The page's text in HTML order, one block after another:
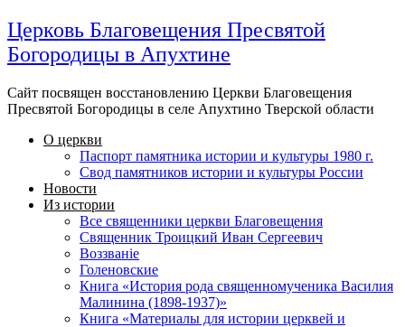
Церковь Благовещения Пресвятой
Богородицы в Апухтине
Сайт посвящен восстановлению Церкви Благовещения
Пресвятой Богородицы в селе Апухтино Тверской области
О церкви
Паспорт памятника истории и культуры 1980 г.
Свод памятников истории и культуры России
Новости
Из истории
Все священники церкви Благовещения
Священник Троицкий Иван Сергеевич
Воззванiе
Голеновские
Книга «История рода священномученика Василия
Малинина (1898-1937)»
Книга «Материалы для истории церквей и